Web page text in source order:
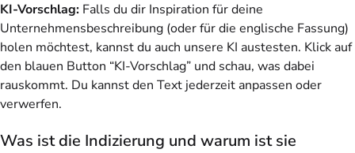
KI-Vorschlag: Falls du dir Inspiration für deine
Unternehmensbeschreibung (oder für die englische Fassung)
holen möchtest, kannst du auch unsere KI austesten. Klick auf
den blauen Button “KI-Vorschlag” und schau, was dabei
rauskommt. Du kannst den Text jederzeit anpassen oder
verwerfen.
Was ist die Indizierung und warum ist sie